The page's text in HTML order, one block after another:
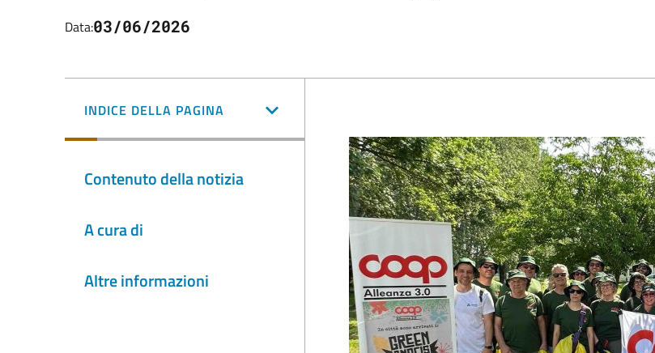
Data:03/06/2026
INDICE DELLA PAGINA
Contenuto della notizia
A cura di
Altre informazioni